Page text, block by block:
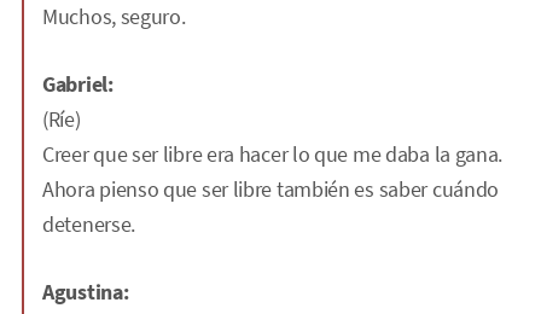
Muchos, seguro.
Gabriel:
(Ríe)
Creer que ser libre era hacer lo que me daba la gana.
Ahora pienso que ser libre también es saber cuándo
detenerse.
Agustina: